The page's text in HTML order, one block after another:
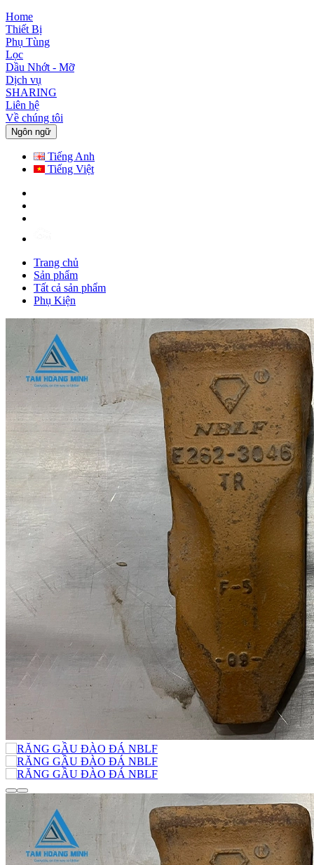
Home
Thiết Bị
Phụ Tùng
Lọc
Dầu Nhớt - Mỡ
Dịch vụ
SHARING
Liên hệ
Về chúng tôi
Ngôn ngữ
Tiếng Anh
Tiếng Việt
Trang chủ
Sản phẩm
Tất cả sản phẩm
Phụ Kiện